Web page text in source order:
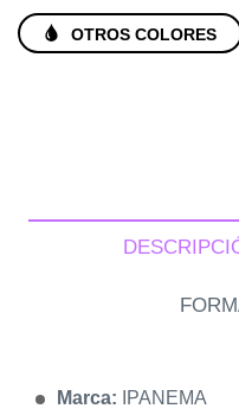
OTROS COLORES
Marca:
IPANEMA